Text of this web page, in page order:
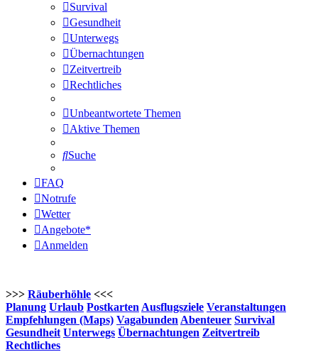
Survival
Gesundheit
Unterwegs
Übernachtungen
Zeitvertreib
Rechtliches
Unbeantwortete Themen
Aktive Themen
Suche
FAQ
Notrufe
Wetter
Angebote*
Anmelden
>>> Räuberhöhle <<<
Planung Urlaub Postkarten Ausflugsziele Veranstaltungen
Empfehlungen (Maps) Vagabunden Abenteuer Survival
Gesundheit Unterwegs Übernachtungen Zeitvertreib
Rechtliches